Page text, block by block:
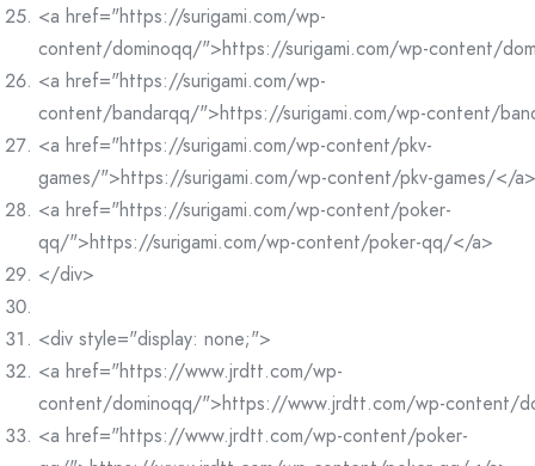
<a href="https://surigami.com/wp-
content/dominoqq/">https://surigami.com/wp-content/
<a href="https://surigami.com/wp-
content/bandarqq/">https://surigami.com/wp-content/
<a href="https://surigami.com/wp-content/pkv-
games/">https://surigami.com/wp-content/pkv-games/</a>
<a href="https://surigami.com/wp-content/poker-
qq/">https://surigami.com/wp-content/poker-qq/</a>
</div>
<div style="display: none;">
<a href="https://www.jrdtt.com/wp-
content/dominoqq/">https://www.jrdtt.com/wp-content/
<a href="https://www.jrdtt.com/wp-content/poker-